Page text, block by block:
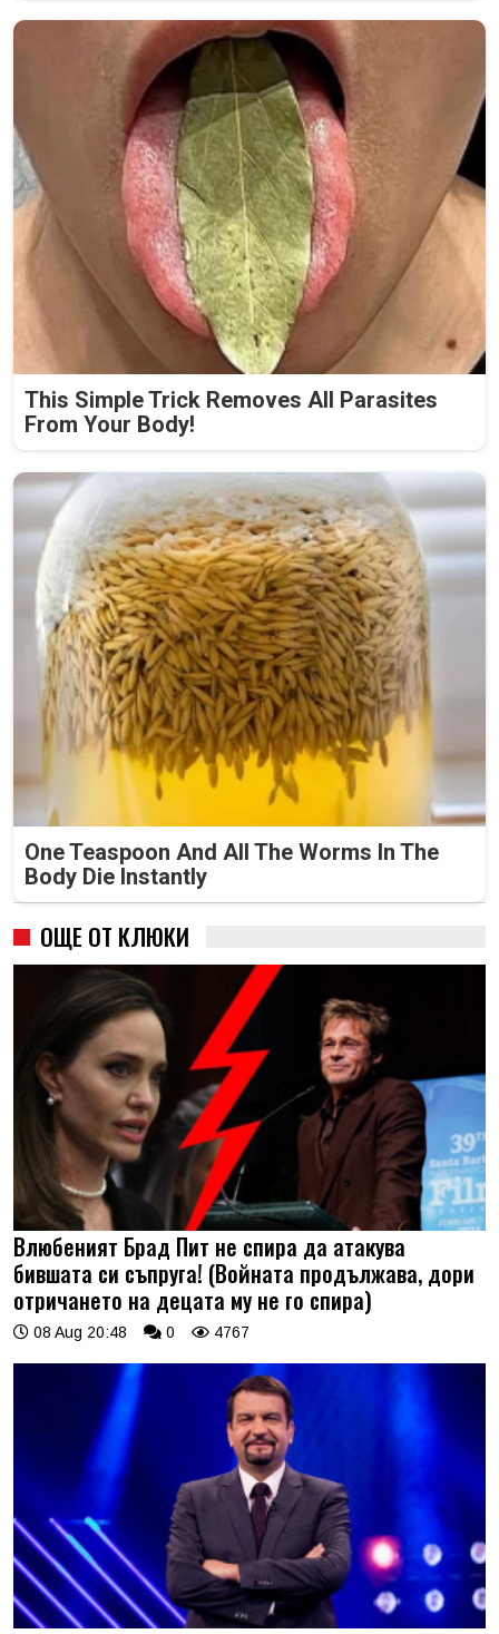
This Simple Trick Removes All Parasites
From Your Body!
One Teaspoon And All The Worms In The
Body Die Instantly
ОЩЕ ОТ КЛЮКИ
Влюбеният Брад Пит не спира да атакува
бившата си съпруга! (Войната продължава, дори
отричането на децата му не го спира)
08 Aug 20:48 0 4767